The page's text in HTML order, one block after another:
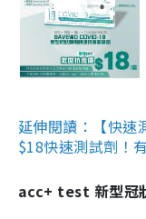
延伸閱讀：【快速
$18快速測試劑！
acc+ test 新型冠